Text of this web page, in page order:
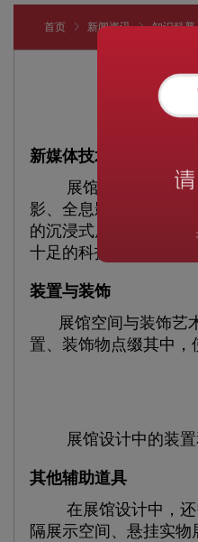
首页 新闻资讯 知识科普
新媒体技术
展馆设计以强化整体
影、全息影像、数码
的沉浸式展示，打破
十足的科技氛围。
装置与装饰
展馆空间与装饰艺
置、装饰物点缀其中，
展馆设计中的装置和
其他辅助道具
在展馆设计中，还需
隔展示空间、悬挂实